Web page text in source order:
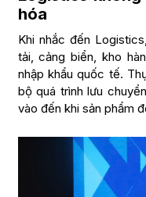
hóa
Khi nhắc đến
tải, cảng biển, kho
nhập khẩu quốc tế.
bộ quá trình lưu
vào đến khi sản phẩm